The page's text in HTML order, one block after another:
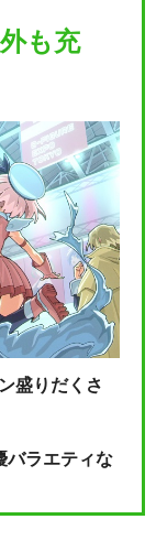
も充
盛りだくさ
バラエティな